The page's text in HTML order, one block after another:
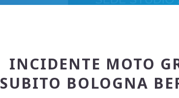
INCIDENTE MOTO
SUBITO BOLOGNA